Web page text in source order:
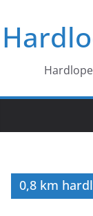
naar
de
0,8 km